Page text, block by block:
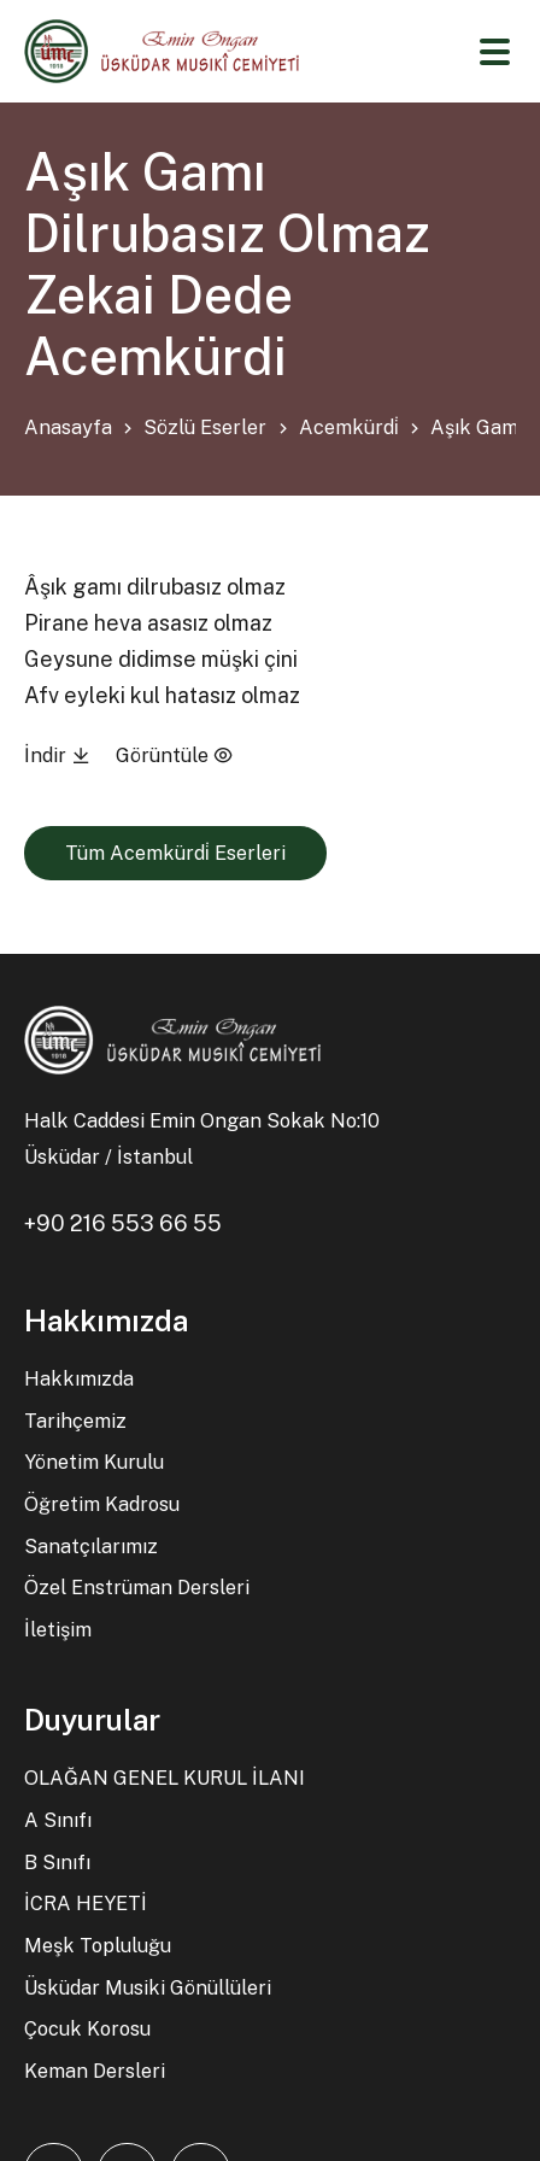
Aşık Gamı
Dilrubasız Olmaz
Zekai Dede
Acemkürdi
Anasayfa Sözlü Eserler Acemkürdi̇ Aşık Gamı
Âşık gamı dilrubasız olmaz
Pirane heva asasız olmaz
Geysune didimse müşki çini
Afv eyleki kul hatasız olmaz
İndir Görüntüle
Tüm Acemkürdi̇ Eserleri
Halk Caddesi Emin Ongan Sokak No:10
Üsküdar / İstanbul
+90 216 553 66 55
Hakkımızda
Hakkımızda
Tarihçemiz
Yönetim Kurulu
Öğretim Kadrosu
Sanatçılarımız
Özel Enstrüman Dersleri
İletişim
Duyurular
OLAĞAN GENEL KURUL İLANI
A Sınıfı
B Sınıfı
İCRA HEYETİ
Meşk Topluluğu
Üsküdar Musiki Gönüllüleri
Çocuk Korosu
Keman Dersleri